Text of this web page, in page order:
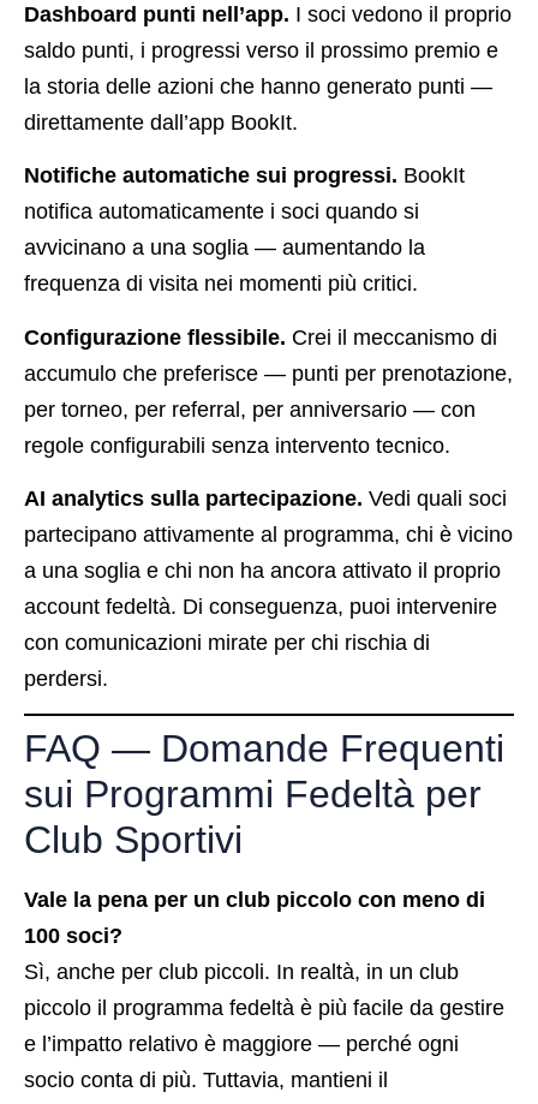
Dashboard punti nell’app. I soci vedono il proprio
saldo punti, i progressi verso il prossimo premio e
la storia delle azioni che hanno generato punti —
direttamente dall’app BookIt.
Notifiche automatiche sui progressi. BookIt
notifica automaticamente i soci quando si
avvicinano a una soglia — aumentando la
frequenza di visita nei momenti più critici.
Configurazione flessibile. Crei il meccanismo di
accumulo che preferisce — punti per prenotazione,
per torneo, per referral, per anniversario — con
regole configurabili senza intervento tecnico.
AI analytics sulla partecipazione. Vedi quali soci
partecipano attivamente al programma, chi è vicino
a una soglia e chi non ha ancora attivato il proprio
account fedeltà. Di conseguenza, puoi intervenire
con comunicazioni mirate per chi rischia di
perdersi.
FAQ — Domande Frequenti
sui Programmi Fedeltà per
Club Sportivi
Vale la pena per un club piccolo con meno di
100 soci?
Sì, anche per club piccoli. In realtà, in un club
piccolo il programma fedeltà è più facile da gestire
e l’impatto relativo è maggiore — perché ogni
socio conta di più. Tuttavia, mantieni il